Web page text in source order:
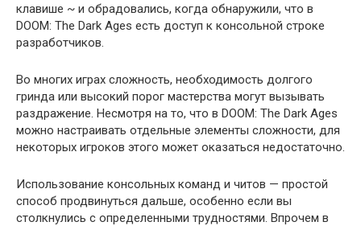
клавише ~ и обрадовались, когда обнаружили, что в
DOOM: The Dark Ages есть доступ к консольной строке
разработчиков.
Во многих играх сложность, необходимость долгого
гринда или высокий порог мастерства могут вызывать
раздражение. Несмотря на то, что в DOOM: The Dark Ages
можно настраивать отдельные элементы сложности, для
некоторых игроков этого может оказаться недостаточно.
Использование консольных команд и читов — простой
способ продвинуться дальше, особенно если вы
столкнулись с определенными трудностями. Впрочем в